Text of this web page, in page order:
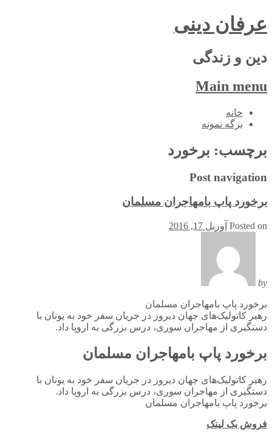
عرفان دینی
دین و زندگی
Main menu
Skip
خانه
برگه نمونه
برچسب: برخورد
Post navigation
برخورد پاپ بامهاجران مسلمان
Posted on آوریل 17, 2016
by
برخورد پاپ بامهاجران مسلمان
رهبر کاتولیک‌های جهان دیروز در جریان سفر خود به یونان با
دستگیری از مهاجران سوری، درس بزرگی به اروپا داد.
برخورد پاپ بامهاجران مسلمان
رهبر کاتولیک‌های جهان دیروز در جریان سفر خود به یونان با
دستگیری از مهاجران سوری، درس بزرگی به اروپا داد.
برخورد پاپ بامهاجران مسلمان
فروش بک لینک